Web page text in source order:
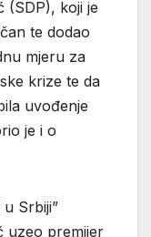
(SDP), koji je
te dodao
mjeru za
krize te da
uvođenje
je i o
Srbiji”
uzeo premijer